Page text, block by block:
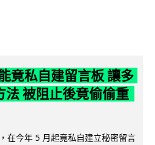
竟私自建留言板 讓多
法 被阻止後竟偷偷重
在今年 5 月起竟私自建立秘密留言